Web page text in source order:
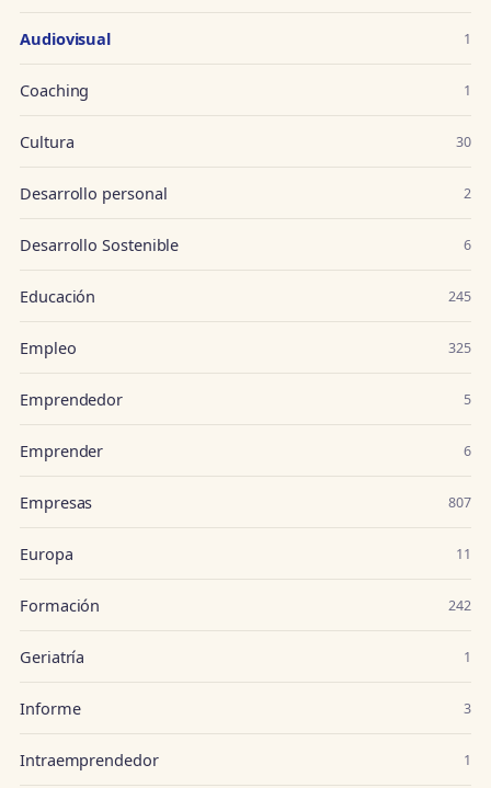
Audiovisual 1
Coaching 1
Cultura 30
Desarrollo personal 2
Desarrollo Sostenible 6
Educación 245
Empleo 325
Emprendedor 5
Emprender 6
Empresas 807
Europa 11
Formación 242
Geriatría 1
Informe 3
Intraemprendedor 1